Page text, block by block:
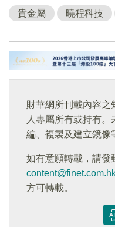
貴金屬 曉程科技
財華網所刊載內容之
人專屬所有或持有
編、複製及建立鏡像
如有意願轉載，請發
方可轉載。